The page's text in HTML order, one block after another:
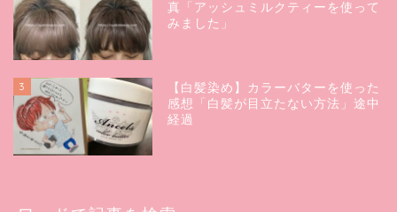
真「アッシュミルクティーを使って
みました」
3
【白髪染め】カラーバターを使った
感想「白髪が目立たない方法」途中
経過